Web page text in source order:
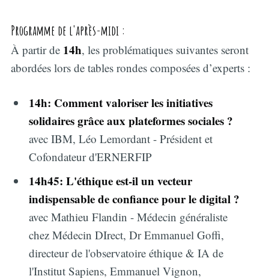
Programme de l'après-midi :
À partir de 14h, les problématiques suivantes seront
abordées lors de tables rondes composées d’experts :
14h: Comment valoriser les initiatives
solidaires grâce aux plateformes sociales ?
avec IBM, Léo Lemordant - Président et
Cofondateur d'ERNERFIP
14h45: L'éthique est-il un vecteur
indispensable de confiance pour le digital ?
avec Mathieu Flandin - Médecin généraliste
chez Médecin DIrect, Dr Emmanuel Goffi,
directeur de l'observatoire éthique & IA de
l'Institut Sapiens, Emmanuel Vignon,